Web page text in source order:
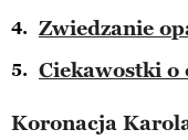
Zwiedzanie
Ciekawostki
Koronacja